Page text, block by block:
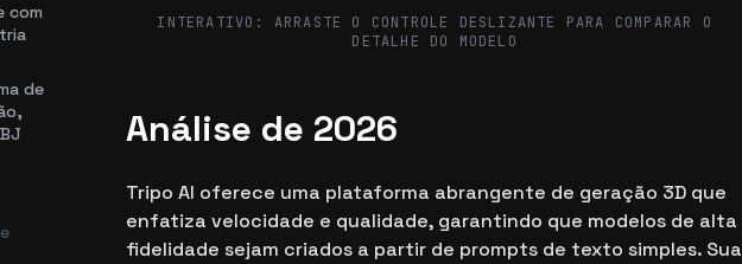
com
de
INTERATIVO: ARRASTE O CONTROLE DESLIZANTE PARA COMPARAR O
DETALHE DO MODELO
Análise de 2026
Tripo AI oferece uma plataforma abrangente de geração 3D que
enfatiza velocidade e qualidade, garantindo que modelos de alta
fidelidade sejam criados a partir de prompts de texto simples. Sua